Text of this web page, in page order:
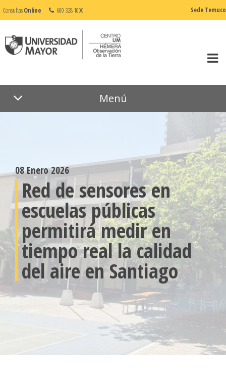
ConsultasOnline 600 328 1000 Sede Temuco
Menú
08 Enero 2026
Red de sensores en
escuelas públicas
permitirá medir en
tiempo real la calidad
del aire en Santiago